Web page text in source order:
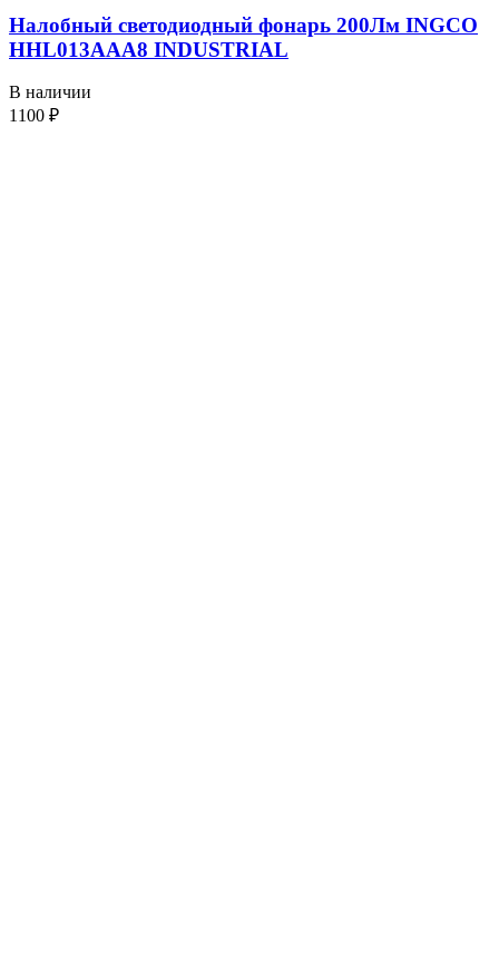
Налобный светодиодный фонарь 200Лм INGCO
HHL013AAA8 INDUSTRIAL
В наличии
1100 ₽